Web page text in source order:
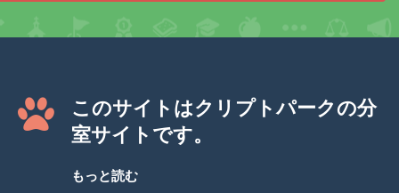
このサイトはクリプトパークの分
室サイトです。
もっと読む